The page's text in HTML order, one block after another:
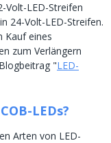
Volt-LED-Streifen
24-Volt-LED-Streifen.
Kauf eines
zum Verlängern
"LED-
LEDs?
Arten von LED-